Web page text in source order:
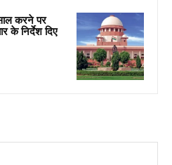
करने पर
के निर्देश दिए